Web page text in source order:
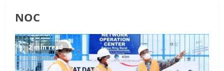
NOC
2 min read
Datangi Pemko Batam, Warga
Rempang Protes Lahan Mereka